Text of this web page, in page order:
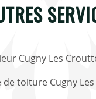
Cugny Les
de toiture Cugny